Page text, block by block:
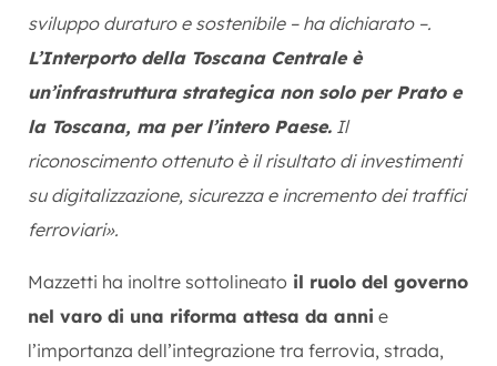
sviluppo duraturo e sostenibile – ha dichiarato –.
L’Interporto della Toscana Centrale è
un’infrastruttura strategica non solo per Prato e
la Toscana, ma per l’intero Paese. Il
riconoscimento ottenuto è il risultato di investimenti
su digitalizzazione, sicurezza e incremento dei traffici
ferroviari».
Mazzetti ha inoltre sottolineato il ruolo del governo
nel varo di una riforma attesa da anni e
l’importanza dell’integrazione tra ferrovia, strada,